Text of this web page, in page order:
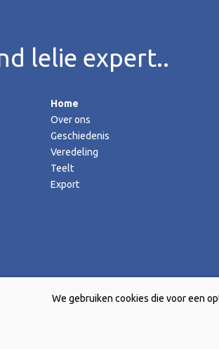
lelie expert..
Home
Over ons
Geschiedenis
Veredeling
Teelt
Export
We gebruiken cookies die voor een